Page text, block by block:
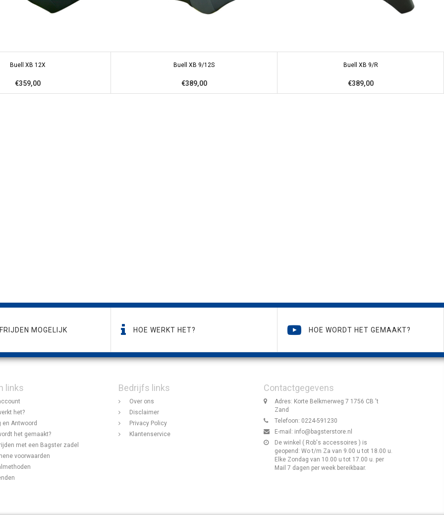
Buell XB 12X
€359,00
Buell XB 9/12S
€389,00
Buell XB 9/R
€389,00
MOGELIJK HOE WERKT HET? HOE WORDT HET GEMAAKT?
links
het?
en Antwoord
het gemaakt?
met een Bagster zadel
voorwaarden
Bedrijfs links
Over ons
Disclaimer
Privacy Policy
Klantenservice
Contactgegevens
Adres: Korte Belkmerweg 7 1756 CB 't
Zand
Telefoon: 0224-591230
E-mail: info@bagsterstore.nl
De winkel ( Rob's accessoires ) is
geopend: Wo t/m Za van 9.00 u tot 18.00 u.
Elke Zondag van 10.00 u tot 17.00 u. per
Mail 7 dagen per week bereikbaar.